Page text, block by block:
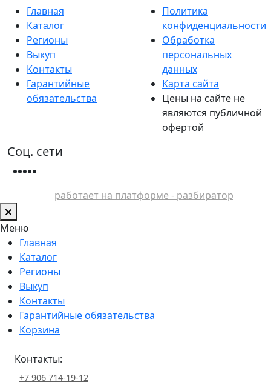
Главная
Каталог
Регионы
Выкуп
Контакты
Гарантийные
обязательства
Политика
конфиденциальности
Обработка
персональных
данных
Карта сайта
Цены на сайте не
являются публичной
офертой
Соц. сети
работает на платформе - разбиратор
Меню
Главная
Каталог
Регионы
Выкуп
Контакты
Гарантийные обязательства
Корзина
Контакты:
+7 906 714-19-12